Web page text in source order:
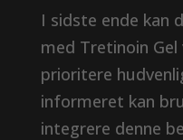
I sidste ende kan
med Tretinoin
prioritere
informeret kan
integrere denne